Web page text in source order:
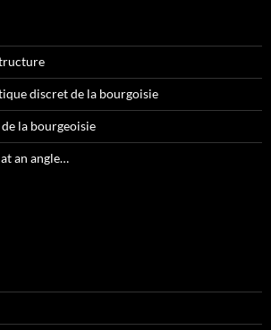
discret de la bourgoisie
la bourgeoisie
an angle…